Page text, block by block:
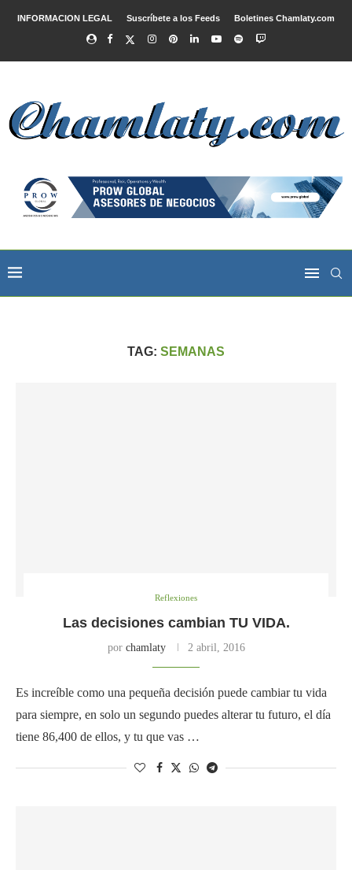
INFORMACION LEGAL Suscríbete a los Feeds Boletines Chamlaty.com
TAG: SEMANAS
Reflexiones
Las decisiones cambian TU VIDA.
por chamlaty 2 abril, 2016
Es increíble como una pequeña decisión puede cambiar tu vida
para siempre, en solo un segundo puedes alterar tu futuro, el día
tiene 86,400 de ellos, y tu que vas …